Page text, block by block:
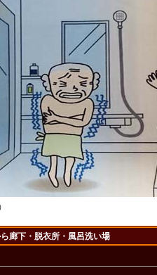
廊下・脱衣所・風呂洗い場